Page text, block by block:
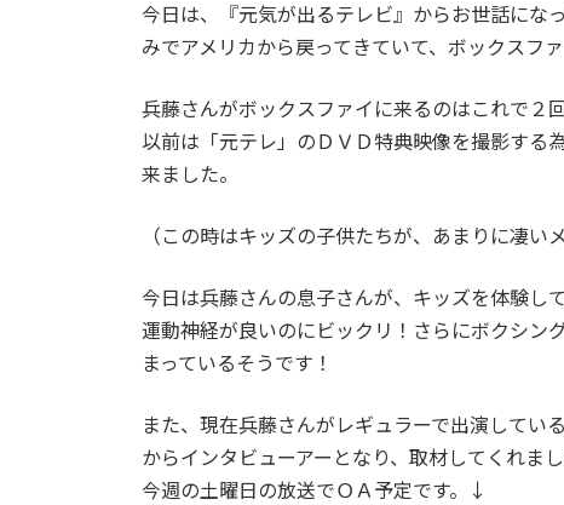
今日は、『元気が出るテレビ』からお世話にな
みでアメリカから戻ってきていて、ボックスフ
兵藤さんがボックスファイに来るのはこれで２
以前は「元テレ」のＤＶＤ特典映像を撮影する
来ました。
（この時はキッズの子供たちが、あまりに凄い
今日は兵藤さんの息子さんが、キッズを体験し
運動神経が良いのにビックリ！さらにボクシン
まっているそうです！
また、現在兵藤さんがレギュラーで出演してい
からインタビューアーとなり、取材してくれまし
今週の土曜日の放送でＯＡ予定です。↓